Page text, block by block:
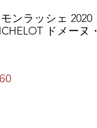
ンラッシェ 2020
ドメーヌ・